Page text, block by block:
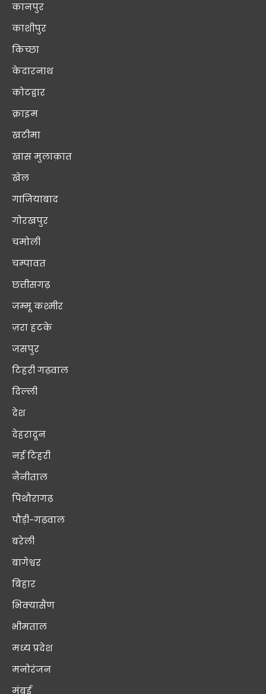
कानपुर
काशीपुर
किच्छा
केदारनाथ
कोटद्वार
क्राइम
खटीमा
खास मुलाक़ात
खेल
गाजियाबाद
गोरखपुर
चमोली
चम्पावत
छत्तीसगढ़
जम्मू कश्मीर
ज़रा हटके
जसपुर
टिहरी गढ़वाल
दिल्ली
देश
देहरादून
नई टिहरी
नैनीताल
पिथौरागढ़
पौड़ी-गढ़वाल
बरेली
बागेश्वर
बिहार
भिक्यासैण
भीमताल
मध्य प्रदेश
मनोरंजन
मुंबई